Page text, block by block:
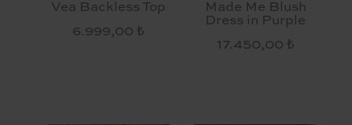
Vea Backless Top
6.999,00 ₺
Made Me Blush
Dress in Purple
17.450,00 ₺